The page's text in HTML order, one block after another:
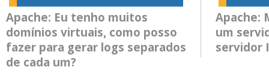
Apache: Eu tenho muitos
domínios virtuais, como posso
fazer para gerar logs separados
de cada um?
Apache:
um
servidor